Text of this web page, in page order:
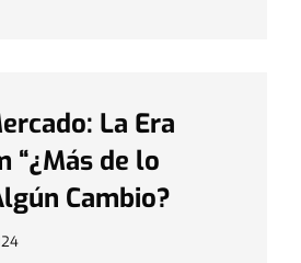
La Era
“¿Más de lo
Cambio?